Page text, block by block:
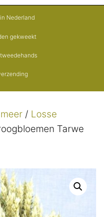
Nederland
gekweekt
/ Losse
Tarwe